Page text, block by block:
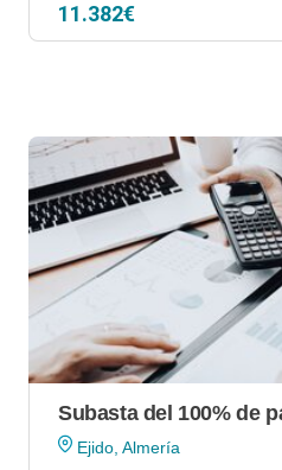
11.382€
Ejido, Almería